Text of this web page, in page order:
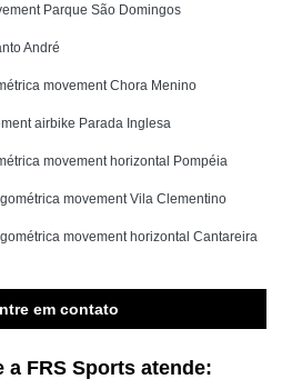
Parque São Domingos
André
movement Chora Menino
airbike Parada Inglesa
movement horizontal Pompéia
movement Vila Clementino
movement horizontal Cantareira
em contato
a FRS Sports atende: